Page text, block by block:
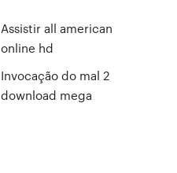
Assistir all american
online hd
Invocação do mal 2
download mega